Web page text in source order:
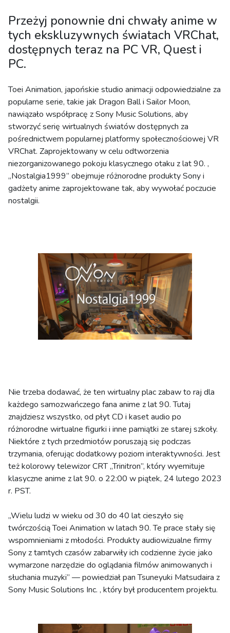
Przeżyj ponownie dni chwały anime w
tych ekskluzywnych światach VRChat,
dostępnych teraz na PC VR, Quest i
PC.
Toei Animation, japońskie studio animacji odpowiedzialne za
popularne serie, takie jak Dragon Ball i Sailor Moon,
nawiązało współpracę z Sony Music Solutions, aby
stworzyć serię wirtualnych światów dostępnych za
pośrednictwem popularnej platformy społecznościowej VR
VRChat. Zaprojektowany w celu odtworzenia
niezorganizowanego pokoju klasycznego otaku z lat 90. ,
„Nostalgia1999” obejmuje różnorodne produkty Sony i
gadżety anime zaprojektowane tak, aby wywołać poczucie
nostalgii.
Nie trzeba dodawać, że ten wirtualny plac zabaw to raj dla
każdego samozwańczego fana anime z lat 90. Tutaj
znajdziesz wszystko, od płyt CD i kaset audio po
różnorodne wirtualne figurki i inne pamiątki ze starej szkoły.
Niektóre z tych przedmiotów poruszają się podczas
trzymania, oferując dodatkowy poziom interaktywności. Jest
też kolorowy telewizor CRT „Trinitron”, który wyemituje
klasyczne anime z lat 90. o 22:00 w piątek, 24 lutego 2023
r. PST.
„Wielu ludzi w wieku od 30 do 40 lat cieszyło się
twórczością Toei Animation w latach 90. Te prace stały się
wspomnieniami z młodości. Produkty audiowizualne firmy
Sony z tamtych czasów zabarwiły ich codzienne życie jako
wymarzone narzędzie do oglądania filmów animowanych i
słuchania muzyki” — powiedział pan Tsuneyuki Matsudaira z
Sony Music Solutions Inc. , który był producentem projektu.